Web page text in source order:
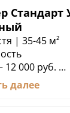
| 35-45 м²
12 000 руб.
указана
далее